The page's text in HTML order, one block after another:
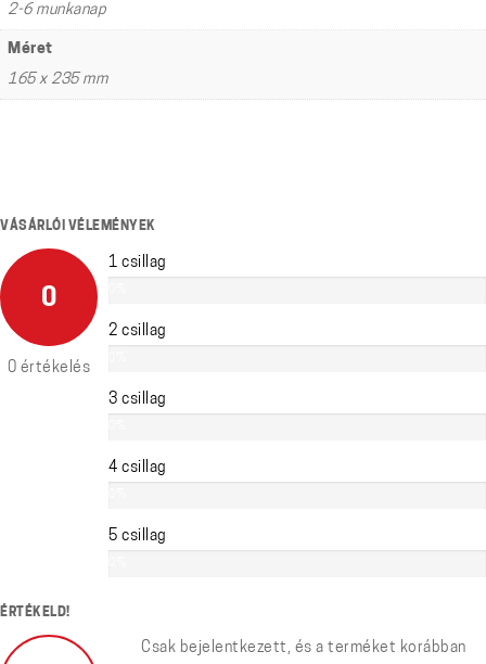
2-6 munkanap
Méret
165 x 235 mm
VÁSÁRLÓI VÉLEMÉNYEK
0
0 értékelés
1 csillag
2 csillag
3 csillag
4 csillag
5 csillag
ÉRTÉKELD!
Csak bejelentkezett, és a terméket korábban